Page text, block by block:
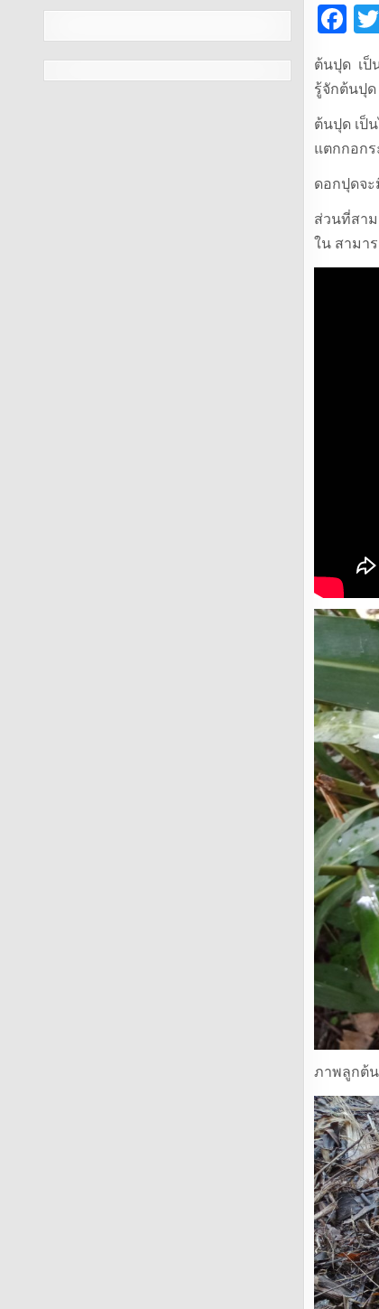
F
c
e
b
o
o
k
ต้นปุด เป็
รู้จักต้นปุด
ต้นปุด เป็
แตกกอก
ดอกปุดจะ
ส่วนที่สา
ใน สามา
ภาพลูกต้